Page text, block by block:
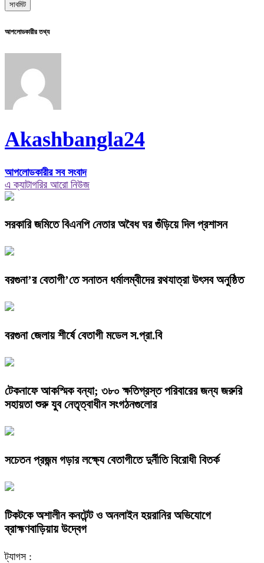
আপলোডকারীর তথ্য
Akashbangla24
আপলোডকারীর সব সংবাদ
এ ক্যাটাগরির আরো নিউজ
সরকারি জমিতে বিএনপি নেতার অবৈধ ঘর গুঁড়িয়ে দিল প্রশাসন
বরগুনা’র বেতাগী’তে সনাতন ধর্মালম্বীদের রথযাত্রা উৎসব অনুষ্ঠিত
বরগুনা জেলায় শীর্ষে বেতাগী মডেল স.প্রা.বি
টেকনাফে আকস্মিক বন্যা; ৩৮০ ক্ষতিগ্রস্ত পরিবারের জন্য জরুরি
সহায়তা শুরু যুব নেতৃত্বাধীন সংগঠনগুলোর
সচেতন প্রজন্ম গড়ার লক্ষ্যে বেতাগীতে দুর্নীতি বিরোধী বিতর্ক
টিকটকে অশালীন কনটেন্ট ও অনলাইন হয়রানির অভিযোগে
ব্রাহ্মণবাড়িয়ায় উদ্বেগ
ট্যাগস :